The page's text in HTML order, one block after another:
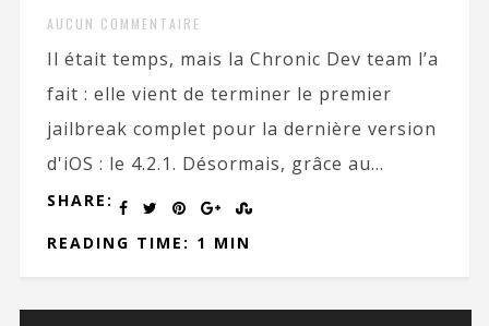
AUCUN COMMENTAIRE
Il était temps, mais la Chronic Dev team l’a
fait : elle vient de terminer le premier
jailbreak complet pour la dernière version
d'iOS : le 4.2.1. Désormais, grâce au...
SHARE:
READING TIME: 1 MIN